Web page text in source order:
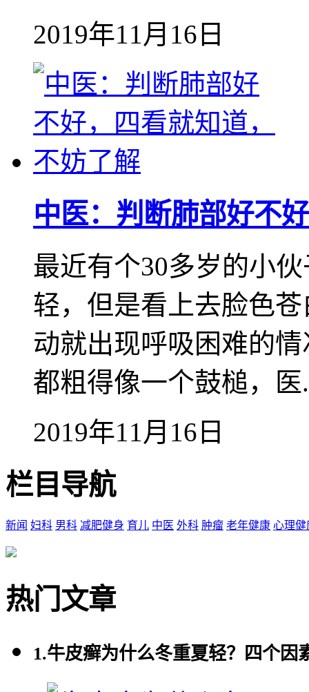
2019年11月16日
中医：判断肺部好不
最近有个30多岁的小
轻，但是看上去脸色
动就出现呼吸困难的
都粗得像一个鼓槌，医
2019年11月16日
栏目导航
新闻 妇科 男科 减肥健身 育儿 中医 外科 肿瘤 老年健康 心理健
热门文章
1.牛皮癣为什么冬重夏轻？四个因